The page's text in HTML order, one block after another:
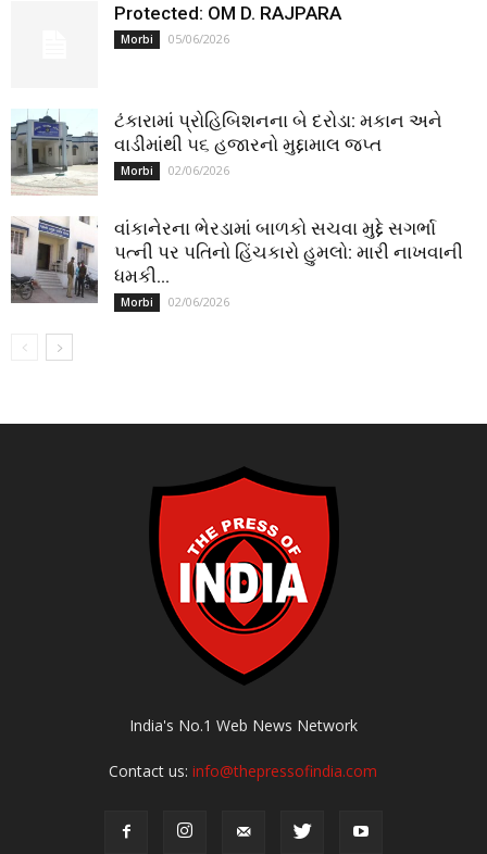
Protected: OM D. RAJPARA
Morbi 05/06/2026
ટંકારામાં પ્રોહિબિશનના બે દરોડા: મકાન અને
વાડીમાંથી ૫૬ હજારનો મુદ્દામાલ જપ્ત
Morbi 02/06/2026
વાંકાનેરના ભેરડામાં બાળકો સચવા મુદ્દે સગર્ભા
પત્ની પર પતિનો હિંચકારો હુમલો: મારી નાખવાની
ધમકી...
Morbi 02/06/2026
India's No.1 Web News Network
Contact us:info@thepressofindia.com